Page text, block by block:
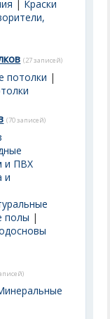
| Краски
(27 записей)
потолки |
(70 записей)
и ПВХ
и
полы |